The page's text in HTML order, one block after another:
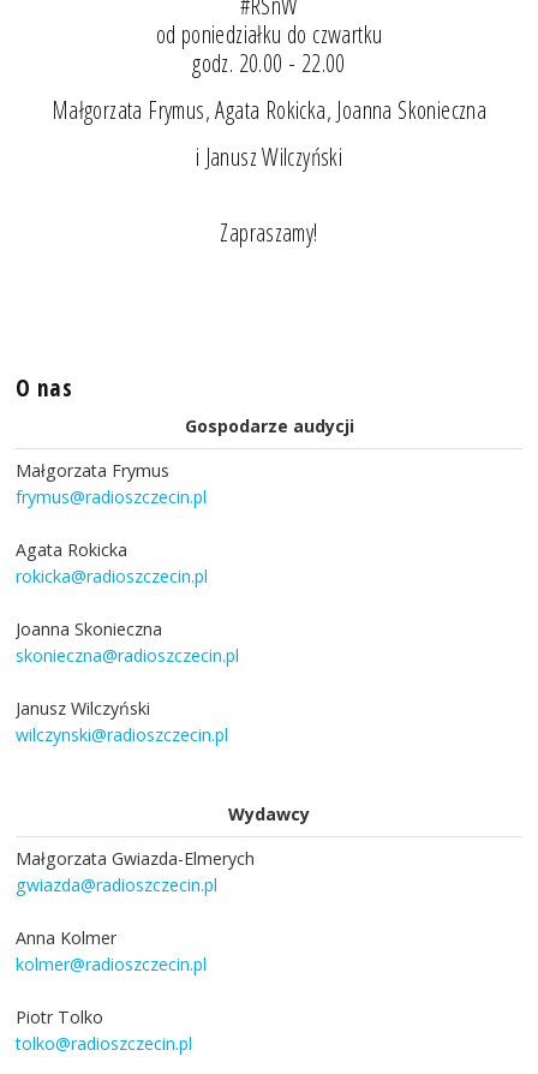
od poniedziałku do czwartku
godz. 20.00 - 22.00
Małgorzata Frymus, Agata Rokicka, Joanna Skonieczna
i Janusz Wilczyński
Zapraszamy!
O nas
Gospodarze audycji
Małgorzata Frymus
frymus@radioszczecin.pl
Agata Rokicka
rokicka@radioszczecin.pl
Joanna Skonieczna
skonieczna@radioszczecin.pl
Janusz Wilczyński
wilczynski@radioszczecin.pl
Wydawcy
Małgorzata Gwiazda-Elmerych
gwiazda@radioszczecin.pl
Anna Kolmer
kolmer@radioszczecin.pl
Piotr Tolko
tolko@radioszczecin.pl